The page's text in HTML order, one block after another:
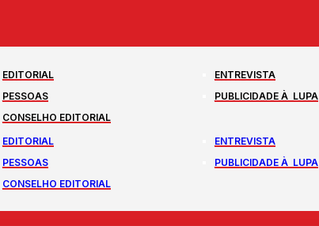
EDITORIAL
ENTREVISTA
PESSOAS
PUBLICIDADE À LUPA
CONSELHO EDITORIAL
EDITORIAL
ENTREVISTA
PESSOAS
PUBLICIDADE À LUPA
CONSELHO EDITORIAL